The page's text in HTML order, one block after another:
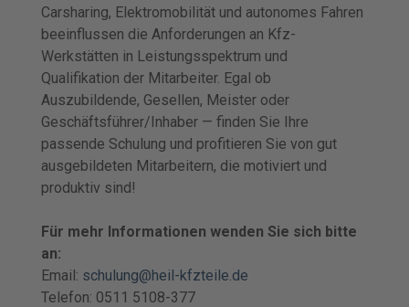
Carsharing, Elektromobilität und autonomes Fahren
beeinflussen die Anforderungen an Kfz-
Werkstätten in Leistungsspektrum und
Qualifikation der Mitarbeiter. Egal ob
Auszubildende, Gesellen, Meister oder
Geschäftsführer/Inhaber — finden Sie Ihre
passende Schulung und profitieren Sie von gut
ausgebildeten Mitarbeitern, die motiviert und
produktiv sind!
Für mehr Informationen wenden Sie sich bitte
an:
Email: schulung@heil-kfzteile.de
Telefon: 0511 5108-377